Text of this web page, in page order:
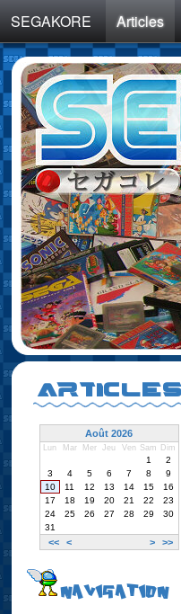
SEGAKORE Articles
ARTICLES
Août 2026
Lun Mar Mer Jeu Ven Sam Dim
<< < > >>
1
2
3
4 5 6 7 8
9
10
11 12 13 14 15
16
17
18 19 20 21 22
23
24
25 26 27 28 29
30
31
NAVIGATION